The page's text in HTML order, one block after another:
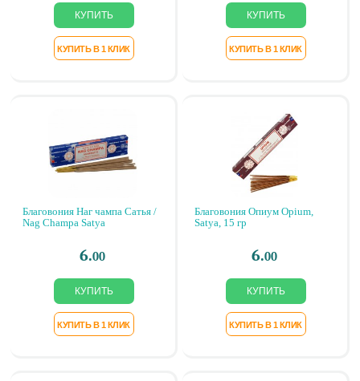
Благовония Наг чампа Сатья /
Nag Champa Satya
6.00
Благовония Опиум Opium,
Satya, 15 гр
6.00